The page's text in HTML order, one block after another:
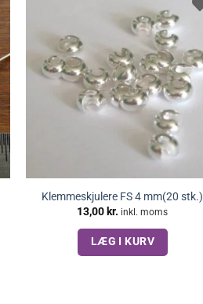
Klemmeskjulere FS 4 mm(20 stk.)
13,00kr. inkl. moms
LÆG I KURV